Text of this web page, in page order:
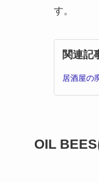
す。
関連記
居酒屋の
OIL BEES